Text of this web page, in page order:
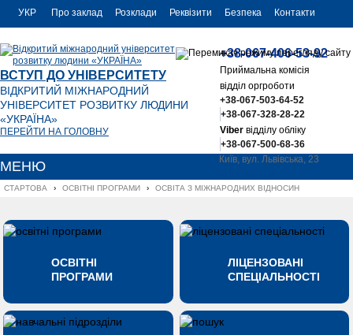
УКР
ENG
Про заклад Розклади Реквізити Безпека Контакти
ВСТУП ДО УНІВЕРСИТЕТУ
ВІДКРИТИЙ МІЖНАРОДНИЙ
УНІВЕРСИТЕТ РОЗВИТКУ ЛЮДИНИ
«УКРАЇНА»
ПЕРЕЙТИ НА ГОЛОВНУ
+38-067-406-53-92
Приймальна комісія
відділ оргроботи
+38-067-503-64-52
+38-067-328-28-22
Viberвідділу обліку
+38-067-500-68-36
Київ, вул. Львівська, 23
МЕНЮ
СТАРТОВА › ОСВІТНІ ПРОГРАМИ › ОСВІТА З МІЖНАРОДНИХ ВІДНОСИН
ОСВІТНІ
ПРОГРАМИ
ЛІЦЕНЗОВАНІ
СПЕЦІАЛЬНОСТІ